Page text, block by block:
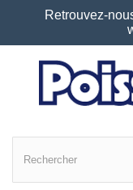
Retrouvez-